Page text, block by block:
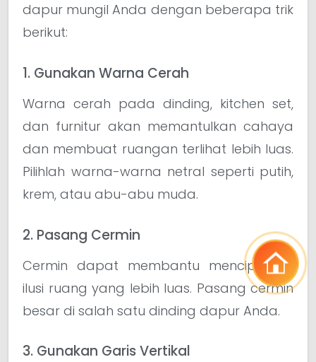
dapur mungil Anda dengan beberapa trik
berikut:
1. Gunakan Warna Cerah
Warna cerah pada dinding, kitchen set,
dan furnitur akan memantulkan cahaya
dan membuat ruangan terlihat lebih luas.
Pilihlah warna-warna netral seperti putih,
krem, atau abu-abu muda.
2. Pasang Cermin
Cermin dapat membantu menciptakan
ilusi ruang yang lebih luas. Pasang cermin
besar di salah satu dinding dapur Anda.
3. Gunakan Garis Vertikal